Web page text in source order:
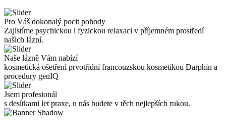
Pro Váš dokonalý pocit pohody
Zajistíme psychickou i fyzickou relaxaci v příjemném prostředí
našich lázní.
Naše lázně Vám nabízí
kosmetická ošetření prvotřídní francouzskou kosmetikou Darphin a
procedury genIQ
Jsem profesionál
s desítkami let praxe, u nás budete v těch nejlepších rukou.